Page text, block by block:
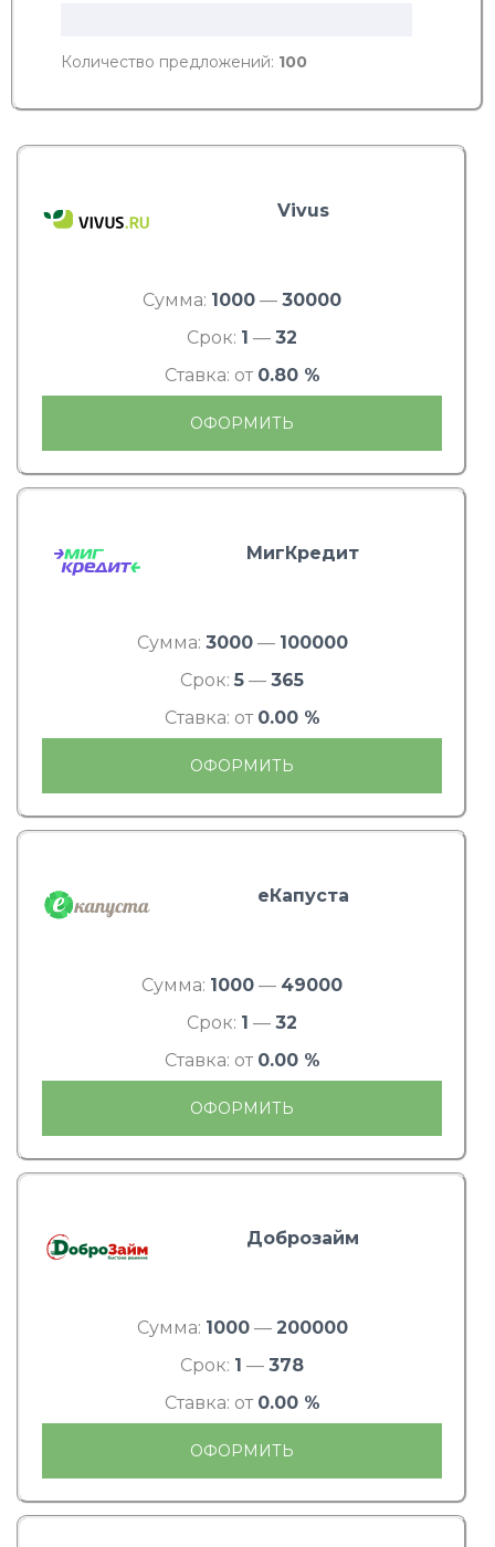
Количество предложений: 100
Vivus
Сумма: 1000 — 30000
Срок: 1 — 32
Ставка: от 0.80 %
ОФОРМИТЬ
МигКредит
Сумма: 3000— 100000
Срок: 5 — 365
Ставка: от 0.00 %
ОФОРМИТЬ
еКапуста
Сумма: 1000 — 49000
Срок: 1 — 32
Ставка: от 0.00 %
ОФОРМИТЬ
Доброзайм
Сумма: 1000— 200000
Срок: 1 — 378
Ставка: от 0.00 %
ОФОРМИТЬ